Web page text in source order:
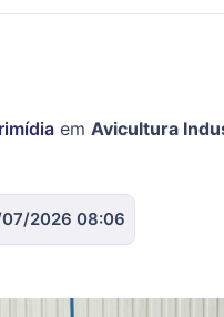
em Avicultura
2026 08:06